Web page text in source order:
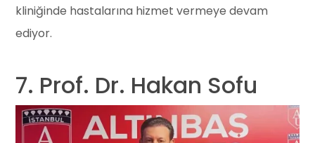
kliniğinde hastalarına hizmet vermeye devam
ediyor.
7. Prof. Dr. Hakan Sofu